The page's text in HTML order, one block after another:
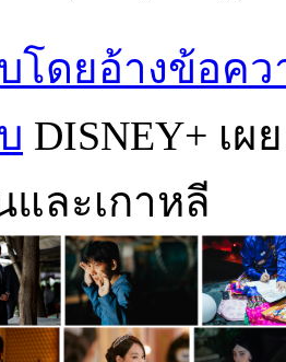
DISNEY+ เ
ละเกาหลี